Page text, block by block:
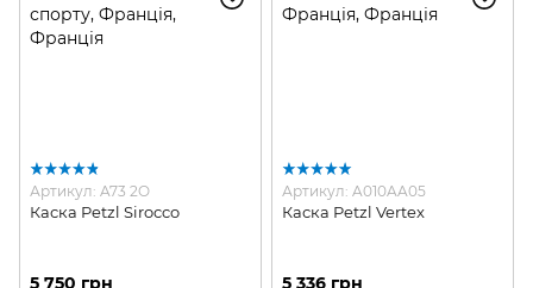
Артикул: A73 2O
Каска Petzl Sirocco
5 750 грн
Артикул: A010AA05
Каска Petzl Vertex
5 336 грн